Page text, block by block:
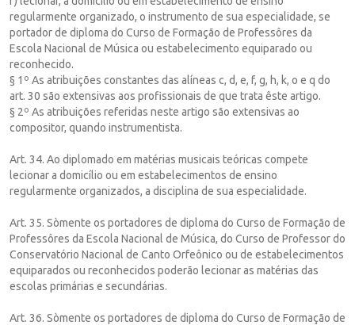
regularmente organizado, o instrumento de sua especialidade, se
portador de diploma do Curso de Formação de Professôres da
Escola Nacional de Música ou estabelecimento equiparado ou
reconhecido.
§ 1º As atribuições constantes das alíneas c, d, e, f, g, h, k, o e q do
art. 30 são extensivas aos profissionais de que trata êste artigo.
§ 2º As atribuições referidas neste artigo são extensivas ao
compositor, quando instrumentista.
Art. 34. Ao diplomado em matérias musicais teóricas compete
lecionar a domicílio ou em estabelecimentos de ensino
regularmente organizados, a disciplina de sua especialidade.
Art. 35. Sòmente os portadores de diploma do Curso de Formação de
Professôres da Escola Nacional de Música, do Curso de Professor do
Conservatório Nacional de Canto Orfeônico ou de estabelecimentos
equiparados ou reconhecidos poderão lecionar as matérias das
escolas primárias e secundárias.
Art. 36. Sòmente os portadores de diploma do Curso de Formação de